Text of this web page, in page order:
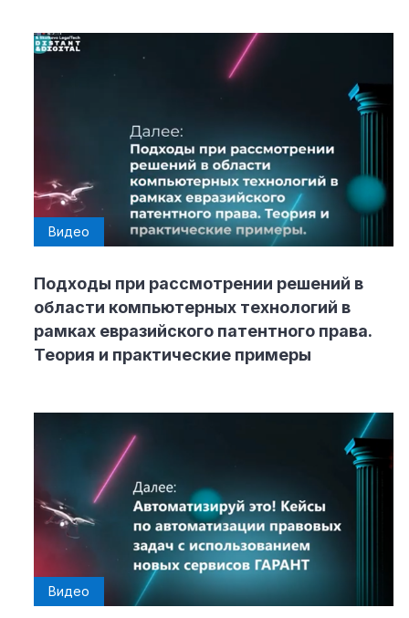
Видео
Подходы при рассмотрении решений в
области компьютерных технологий в
рамках евразийского патентного права.
Теория и практические примеры
Видео